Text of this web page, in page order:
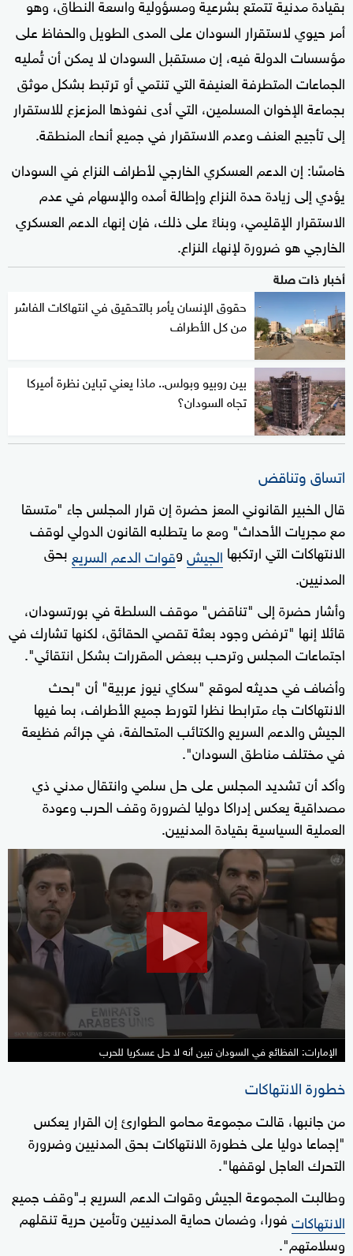
بقيادة مدنية تتمتع بشرعية ومسؤولية واسعة النطاق، وهو
أمر حيوي لاستقرار السودان على المدى الطويل والحفاظ على
مؤسسات الدولة فيه، إن مستقبل السودان لا يمكن أن تُمليه
الجماعات المتطرفة العنيفة التي تنتمي أو ترتبط بشكل موثق
بجماعة الإخوان المسلمين، التي أدى نفوذها المزعزع للاستقرار
إلى تأجيج العنف وعدم الاستقرار في جميع أنحاء المنطقة.
خامسًا: إن الدعم العسكري الخارجي لأطراف النزاع في السودان
يؤدي إلى زيادة حدة النزاع وإطالة أمده والإسهام في عدم
الاستقرار الإقليمي، وبناءً على ذلك، فإن إنهاء الدعم العسكري
الخارجي هو ضرورة لإنهاء النزاع.
أخبار ذات صلة
حقوق الإنسان يأمر بالتحقيق في انتهاكات الفاشر
من كل الأطراف
بين روبيو وبولس.. ماذا يعني تباين نظرة أميركا
تجاه السودان؟
اتساق وتناقض
قال الخبير القانوني المعز حضرة إن قرار المجلس جاء "متسقا
مع مجريات الأحداث" ومع ما يتطلبه القانون الدولي لوقف
الانتهاكات التي ارتكبها الجيشوقوات الدعم السريع بحق
المدنيين.
وأشار حضرة إلى "تناقض" موقف السلطة في بورتسودان،
قائلا إنها "ترفض وجود بعثة تقصي الحقائق، لكنها تشارك في
اجتماعات المجلس وترحب ببعض المقررات بشكل انتقائي".
وأضاف في حديثه لموقع "سكاي نيوز عربية" أن "بحث
الانتهاكات جاء مترابطا نظرا لتورط جميع الأطراف، بما فيها
الجيش والدعم السريع والكتائب المتحالفة، في جرائم فظيعة
في مختلف مناطق السودان".
وأكد أن تشديد المجلس على حل سلمي وانتقال مدني ذي
مصداقية يعكس إدراكا دوليا لضرورة وقف الحرب وعودة
العملية السياسية بقيادة المدنيين.
seconds
of
1
minute,
17
seconds
الإمارات: الفظائع في السودان تبين أنه لا حل عسكريا للحرب
خطورة الانتهاكات
من جانبها، قالت مجموعة محامو الطوارئ إن القرار يعكس
"إجماعا دوليا على خطورة الانتهاكات بحق المدنيين وضرورة
التحرك العاجل لوقفها".
وطالبت المجموعة الجيش وقوات الدعم السريع بـ"وقف جميع
الانتهاكاتفورا، وضمان حماية المدنيين وتأمين حرية تنقلهم
وسلامتهم".